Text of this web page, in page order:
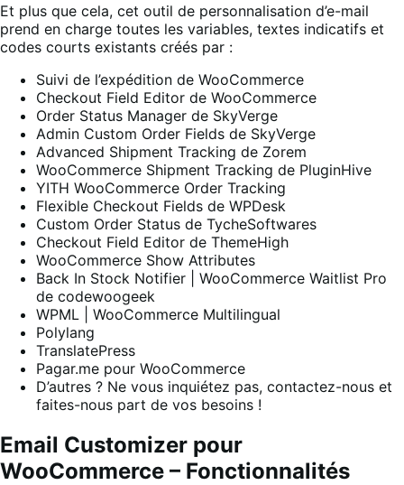
Et plus que cela, cet outil de personnalisation d’e-mail
prend en charge toutes les variables, textes indicatifs et
codes courts existants créés par :
Suivi de l’expédition de WooCommerce
Checkout Field Editor de WooCommerce
Order Status Manager de SkyVerge
Admin Custom Order Fields de SkyVerge
Advanced Shipment Tracking de Zorem
WooCommerce Shipment Tracking de PluginHive
YITH WooCommerce Order Tracking
Flexible Checkout Fields de WPDesk
Custom Order Status de TycheSoftwares
Checkout Field Editor de ThemeHigh
WooCommerce Show Attributes
Back In Stock Notifier | WooCommerce Waitlist Pro
de codewoogeek
WPML | WooCommerce Multilingual
Polylang
TranslatePress
Pagar.me pour WooCommerce
D’autres ? Ne vous inquiétez pas, contactez-nous et
faites-nous part de vos besoins !
Email Customizer pour
WooCommerce – Fonctionnalités